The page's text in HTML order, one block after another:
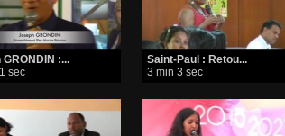
:...
sec
Saint-Paul : Retou...
3 min 3 sec